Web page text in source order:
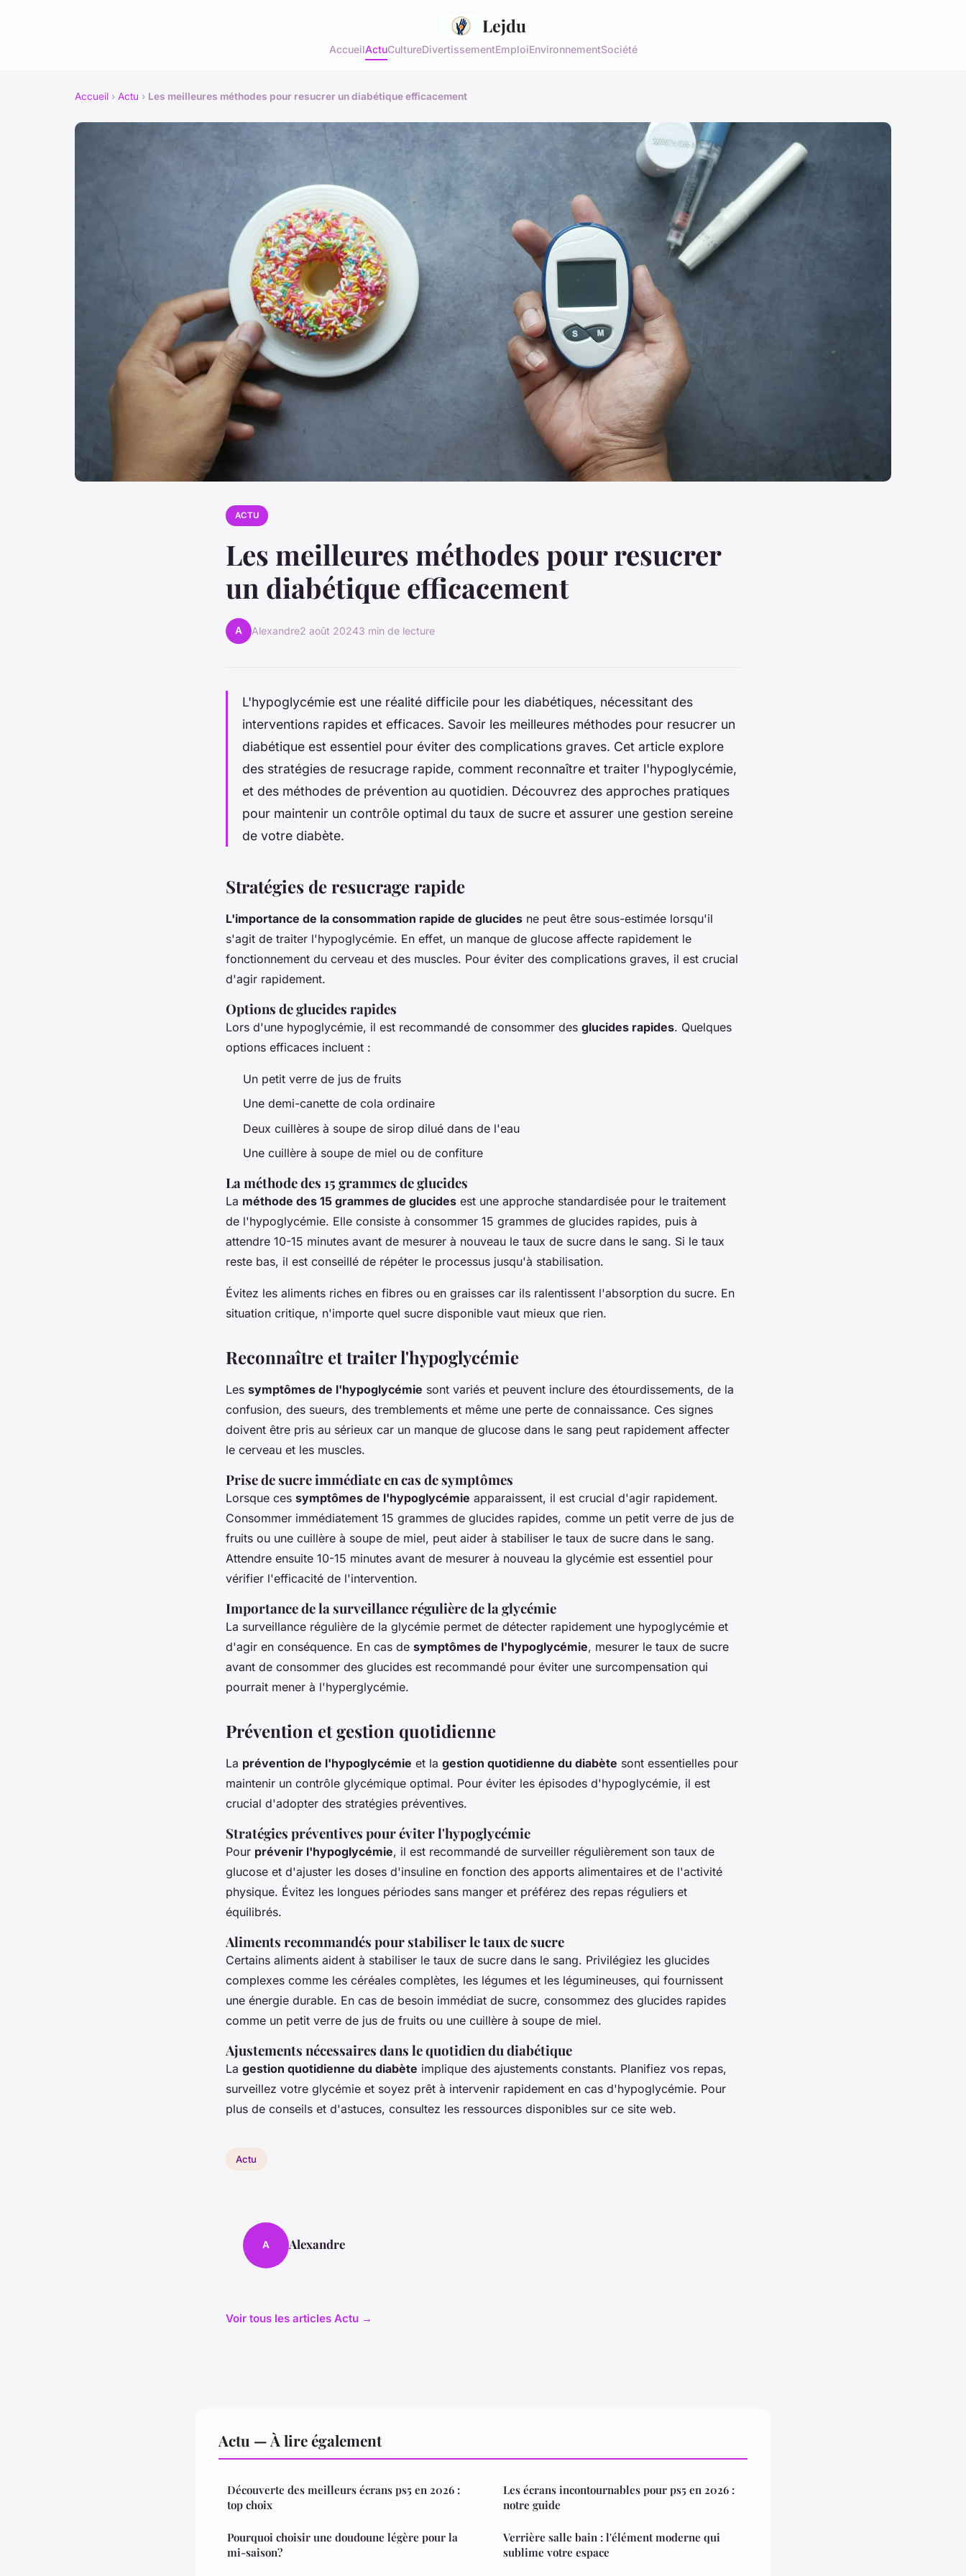
Lejdu
AccueilActuCultureDivertissementEmploiEnvironnementSociété
Accueil › Actu › Les meilleures méthodes pour resucrer un diabétique efficacement
ACTU
Les meilleures méthodes pour resucrer
un diabétique efficacement
A Alexandre2 août 20243 min de lecture
L'hypoglycémie est une réalité difficile pour les diabétiques, nécessitant des
interventions rapides et efficaces. Savoir les meilleures méthodes pour resucrer un
diabétique est essentiel pour éviter des complications graves. Cet article explore
des stratégies de resucrage rapide, comment reconnaître et traiter l'hypoglycémie,
et des méthodes de prévention au quotidien. Découvrez des approches pratiques
pour maintenir un contrôle optimal du taux de sucre et assurer une gestion sereine
de votre diabète.
Stratégies de resucrage rapide
L'importance de la consommation rapide de glucides ne peut être sous-estimée lorsqu'il
s'agit de traiter l'hypoglycémie. En effet, un manque de glucose affecte rapidement le
fonctionnement du cerveau et des muscles. Pour éviter des complications graves, il est crucial
d'agir rapidement.
Options de glucides rapides
Lors d'une hypoglycémie, il est recommandé de consommer des glucides rapides. Quelques
options efficaces incluent :
Un petit verre de jus de fruits
Une demi-canette de cola ordinaire
Deux cuillères à soupe de sirop dilué dans de l'eau
Une cuillère à soupe de miel ou de confiture
La méthode des 15 grammes de glucides
La méthode des 15 grammes de glucides est une approche standardisée pour le traitement
de l'hypoglycémie. Elle consiste à consommer 15 grammes de glucides rapides, puis à
attendre 10-15 minutes avant de mesurer à nouveau le taux de sucre dans le sang. Si le taux
reste bas, il est conseillé de répéter le processus jusqu'à stabilisation.
Évitez les aliments riches en fibres ou en graisses car ils ralentissent l'absorption du sucre. En
situation critique, n'importe quel sucre disponible vaut mieux que rien.
Reconnaître et traiter l'hypoglycémie
Les symptômes de l'hypoglycémie sont variés et peuvent inclure des étourdissements, de la
confusion, des sueurs, des tremblements et même une perte de connaissance. Ces signes
doivent être pris au sérieux car un manque de glucose dans le sang peut rapidement affecter
le cerveau et les muscles.
Prise de sucre immédiate en cas de symptômes
Lorsque ces symptômes de l'hypoglycémie apparaissent, il est crucial d'agir rapidement.
Consommer immédiatement 15 grammes de glucides rapides, comme un petit verre de jus de
fruits ou une cuillère à soupe de miel, peut aider à stabiliser le taux de sucre dans le sang.
Attendre ensuite 10-15 minutes avant de mesurer à nouveau la glycémie est essentiel pour
vérifier l'efficacité de l'intervention.
Importance de la surveillance régulière de la glycémie
La surveillance régulière de la glycémie permet de détecter rapidement une hypoglycémie et
d'agir en conséquence. En cas de symptômes de l'hypoglycémie, mesurer le taux de sucre
avant de consommer des glucides est recommandé pour éviter une surcompensation qui
pourrait mener à l'hyperglycémie.
Prévention et gestion quotidienne
La prévention de l'hypoglycémie et la gestion quotidienne du diabète sont essentielles pour
maintenir un contrôle glycémique optimal. Pour éviter les épisodes d'hypoglycémie, il est
crucial d'adopter des stratégies préventives.
Stratégies préventives pour éviter l'hypoglycémie
Pour prévenir l'hypoglycémie, il est recommandé de surveiller régulièrement son taux de
glucose et d'ajuster les doses d'insuline en fonction des apports alimentaires et de l'activité
physique. Évitez les longues périodes sans manger et préférez des repas réguliers et
équilibrés.
Aliments recommandés pour stabiliser le taux de sucre
Certains aliments aident à stabiliser le taux de sucre dans le sang. Privilégiez les glucides
complexes comme les céréales complètes, les légumes et les légumineuses, qui fournissent
une énergie durable. En cas de besoin immédiat de sucre, consommez des glucides rapides
comme un petit verre de jus de fruits ou une cuillère à soupe de miel.
Ajustements nécessaires dans le quotidien du diabétique
La gestion quotidienne du diabète implique des ajustements constants. Planifiez vos repas,
surveillez votre glycémie et soyez prêt à intervenir rapidement en cas d'hypoglycémie. Pour
plus de conseils et d'astuces, consultez les ressources disponibles sur ce site web.
Actu
A Alexandre
Voir tous les articles Actu →
Actu — À lire également
Découverte des meilleurs écrans ps5 en 2026 :
top choix
Pourquoi choisir une doudoune légère pour la
mi-saison?
Les écrans incontournables pour ps5 en 2026 :
notre guide
Verrière salle bain : l'élément moderne qui
sublime votre espace